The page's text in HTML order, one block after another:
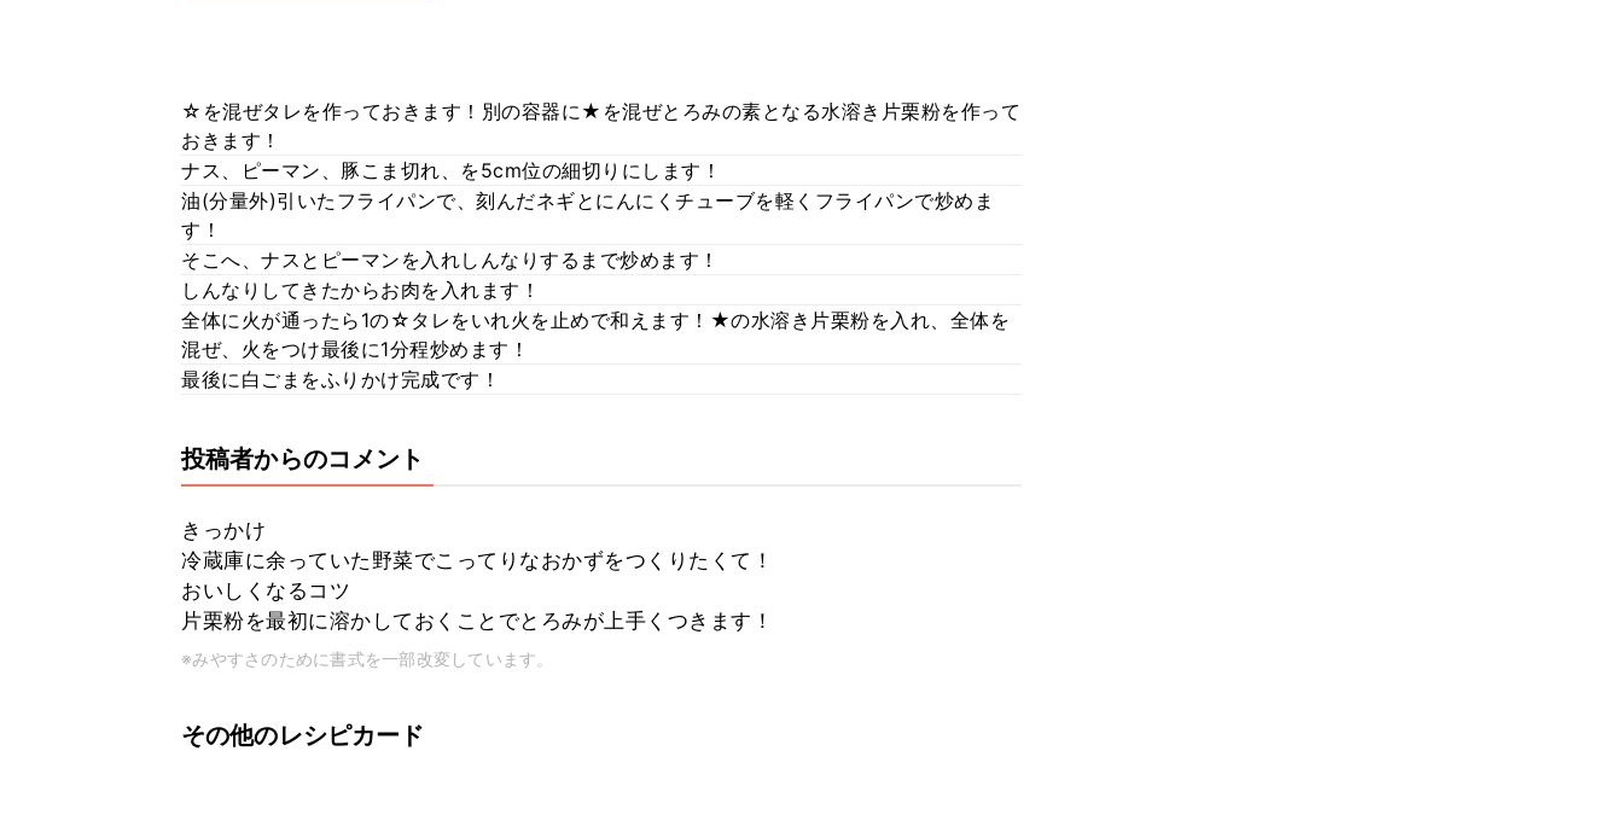
☆を混ぜタレを作っておきます！別の容器に★を混ぜとろみの素となる水溶き片栗粉を作って
おきます！
ナス、ピーマン、豚こま切れ、を5cm位の細切りにします！
油(分量外)引いたフライパンで、刻んだネギとにんにくチューブを軽くフライパンで炒めま
す！
そこへ、ナスとピーマンを入れしんなりするまで炒めます！
しんなりしてきたからお肉を入れます！
全体に火が通ったら1の☆タレをいれ火を止めで和えます！★の水溶き片栗粉を入れ、全体を
混ぜ、火をつけ最後に1分程炒めます！
最後に白ごまをふりかけ完成です！
投稿者からのコメント
きっかけ
冷蔵庫に余っていた野菜でこってりなおかずをつくりたくて！
おいしくなるコツ
片栗粉を最初に溶かしておくことでとろみが上手くつきます！
※みやすさのために書式を一部改変しています。
その他のレシピカード